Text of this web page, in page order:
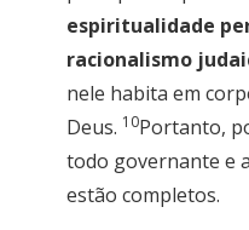
espiritualidade
racionalismo
nele habita em
Deus. 10Portanto,
todo governante e
estão completos.